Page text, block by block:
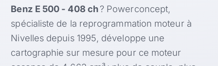
Benz E 500 - 408 ch? Powerconcept,
spécialiste de la reprogrammation moteur à
Nivelles depuis 1995, développe une
cartographie sur mesure pour ce moteur